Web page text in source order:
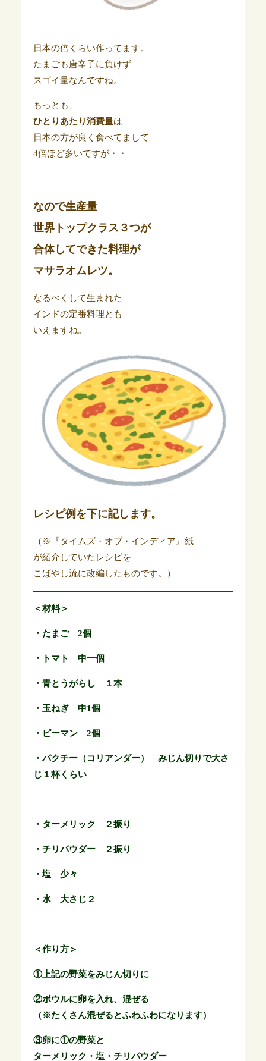
日本の倍くらい作ってます。
たまごも唐辛子に負けず
スゴイ量なんですね。
もっとも、
ひとりあたり消費量は
日本の方が良く食べてまして
4倍ほど多いですが・・
なので生産量
世界トップクラス３つが
合体してできた料理が
マサラオムレツ。
なるべくして生まれた
インドの定番料理とも
いえますね。
レシピ例を下に記します。
（※『タイムズ・オブ・インディア』紙
が紹介していたレシピを
こばやし流に改編したものです。）
＜材料＞
・たまご 2個
・トマト 中一個
・青とうがらし １本
・玉ねぎ 中1個
・ピーマン 2個
・パクチー（コリアンダー） みじん切りで大さ
じ１杯くらい
・ターメリック ２振り
・チリパウダー ２振り
・塩 少々
・水 大さじ２
＜作り方＞
①上記の野菜をみじん切りに
②ボウルに卵を入れ、混ぜる
（※たくさん混ぜるとふわふわになります）
③卵に①の野菜と
ターメリック・塩・チリパウダー